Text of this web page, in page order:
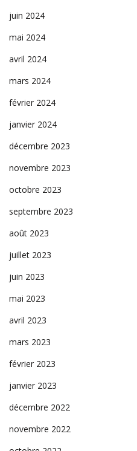
juin 2024
mai 2024
avril 2024
mars 2024
février 2024
janvier 2024
décembre 2023
novembre 2023
octobre 2023
septembre 2023
août 2023
juillet 2023
juin 2023
mai 2023
avril 2023
mars 2023
février 2023
janvier 2023
décembre 2022
novembre 2022